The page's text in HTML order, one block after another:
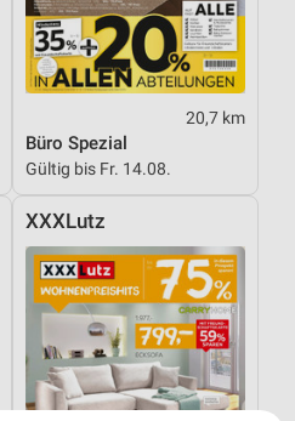
20,7 km
Büro Spezial
Gültig bis Fr. 14.08.
XXXLutz